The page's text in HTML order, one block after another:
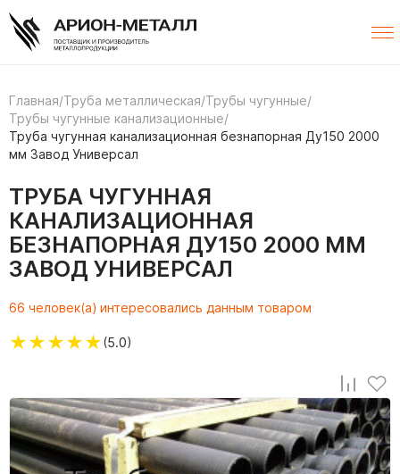
Главная/Труба металлическая/Трубы чугунные/
Трубы чугунные канализационные/
Труба чугунная канализационная безнапорная Ду150 2000
мм Завод Универсал
ТРУБА ЧУГУННАЯ
КАНАЛИЗАЦИОННАЯ
БЕЗНАПОРНАЯ ДУ150 2000 ММ
ЗАВОД УНИВЕРСАЛ
66 человек(а) интересовались данным товаром
★★★★★(5.0)